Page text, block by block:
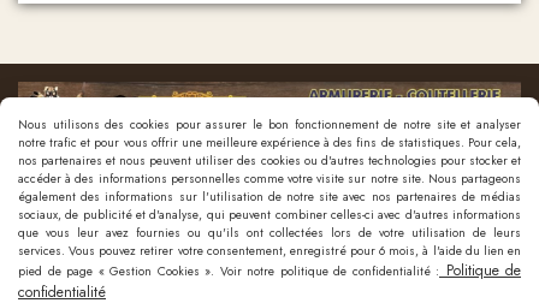
Nous contacter
Nous utilisons des cookies pour assurer le bon fonctionnement de notre site et analyser
notre trafic et pour vous offrir une meilleure expérience à des fins de statistiques. Pour cela,
nos partenaires et nous peuvent utiliser des cookies ou d'autres technologies pour stocker et
accéder à des informations personnelles comme votre visite sur notre site. Nous partageons
également des informations sur l'utilisation de notre site avec nos partenaires de médias
sociaux, de publicité et d'analyse, qui peuvent combiner celles-ci avec d'autres informations
que vous leur avez fournies ou qu'ils ont collectées lors de votre utilisation de leurs
services. Vous pouvez retirer votre consentement, enregistré pour 6 mois, à l'aide du lien en
pied de page « Gestion Cookies ». Voir notre politique de confidentialité : Politique de
confidentialité